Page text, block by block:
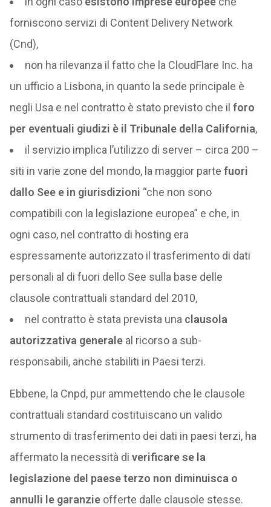
forniscono servizi di Content Delivery Network
(Cnd),
non ha rilevanza il fatto che la CloudFlare Inc. ha
un ufficio a Lisbona, in quanto la sede principale è
negli Usa e nel contratto è stato previsto che il foro
per eventuali giudizi è il Tribunale della California,
il servizio implica l’utilizzo di server – circa 200 –
siti in varie zone del mondo, la maggior parte fuori
dallo See e in giurisdizioni “che non sono
compatibili con la legislazione europea” e che, in
ogni caso, nel contratto di hosting era
espressamente autorizzato il trasferimento di dati
personali al di fuori dello See sulla base delle
clausole contrattuali standard del 2010,
nel contratto è stata prevista una clausola
autorizzativa generaleal ricorso a sub-
responsabili, anche stabiliti in Paesi terzi.
Ebbene, la Cnpd, pur ammettendo che le clausole
contrattuali standard costituiscano un valido
strumento di trasferimento dei dati in paesi terzi, ha
affermato la necessità di verificare se la
legislazione del paese terzo non diminuisca o
annulli le garanzieofferte dalle clausole stesse.